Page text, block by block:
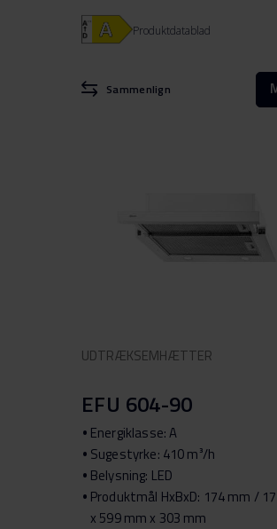
Sammenlign
Produktdatablad
UDTRÆKSEMHÆTTER
EFU 604-90
Energiklasse: A
Sugestyrke: 410 m³/h
Belysning: LED
Produktmål HxBxD: 174 mm /
x 599 mm x 303 mm